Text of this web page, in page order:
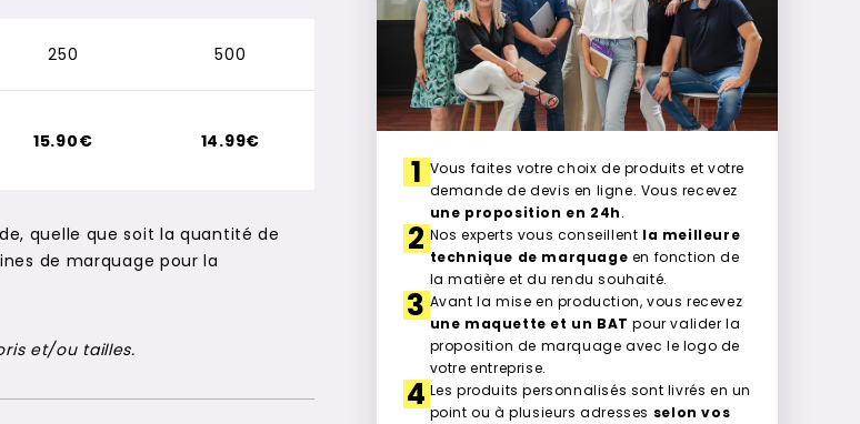
250 500
15.90€ 14.99€
quelle que soit la quantité de
de marquage pour la
et/ou tailles.
1 Vous faites votre choix de produits et votre
demande de devis en ligne. Vous recevez
une proposition en 24h.
2 Nos experts vous conseillent la meilleure
technique de marquage en fonction de
la matière et du rendu souhaité.
3 Avant la mise en production, vous recevez
une maquette et un BAT pour valider la
proposition de marquage avec le logo de
votre entreprise.
4 Les produits personnalisés sont livrés en un
point ou à plusieurs adresses selon vos